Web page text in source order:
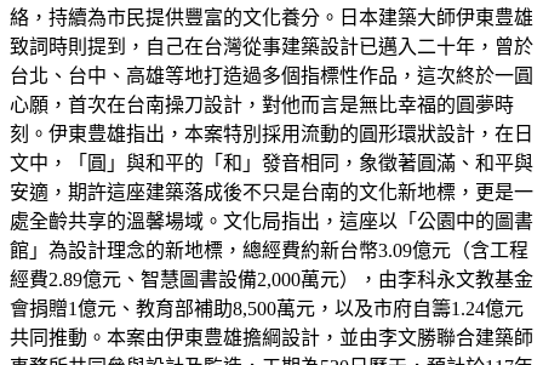
絡，持續為市民提供豐富的文化養分。日本建築大師伊東豊雄
致詞時則提到，自己在台灣從事建築設計已邁入二十年，曾於
台北、台中、高雄等地打造過多個指標性作品，這次終於一圓
心願，首次在台南操刀設計，對他而言是無比幸福的圓夢時
刻。伊東豊雄指出，本案特別採用流動的圓形環狀設計，在日
文中，「圓」與和平的「和」發音相同，象徵著圓滿、和平與
安適，期許這座建築落成後不只是台南的文化新地標，更是一
處全齡共享的溫馨場域。文化局指出，這座以「公園中的圖書
館」為設計理念的新地標，總經費約新台幣3.09億元（含工程
經費2.89億元、智慧圖書設備2,000萬元），由李科永文教基金
會捐贈1億元、教育部補助8,500萬元，以及市府自籌1.24億元
共同推動。本案由伊東豊雄擔綱設計，並由李文勝聯合建築師